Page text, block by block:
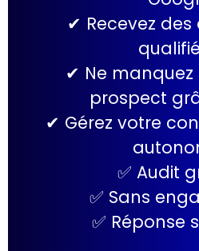
✔ Recevez
✔ Ne
prospect
✔ Gérez votre
✅ Audit
✅ Sans
✅ Réponse